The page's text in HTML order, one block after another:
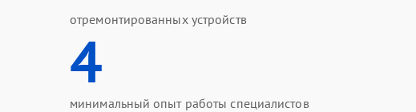
отремонтированных устройств
4
минимальный опыт работы специалистов